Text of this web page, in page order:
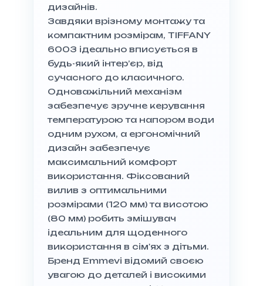
дизайнів.
Завдяки врізному монтажу та
компактним розмірам, TIFFANY
6003 ідеально вписується в
будь-який інтер’єр, від
сучасного до класичного.
Одноважільний механізм
забезпечує зручне керування
температурою та напором води
одним рухом, а ергономічний
дизайн забезпечує
максимальний комфорт
використання. Фіксований
вилив з оптимальними
розмірами (120 мм) та висотою
(80 мм) робить змішувач
ідеальним для щоденного
використання в сім'ях з дітьми.
Бренд Emmevi відомий своєю
увагою до деталей і високими